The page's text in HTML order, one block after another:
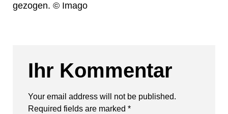
gezogen. © Imago
Ihr Kommentar
Your email address will not be published.
Required fields are marked *